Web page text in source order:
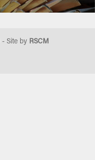
- Site by RSCM